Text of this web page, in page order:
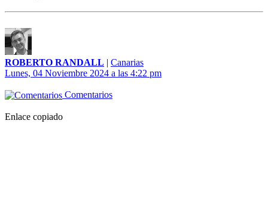
ROBERTO RANDALL | Canarias
Lunes, 04 Noviembre 2024 a las 4:22 pm
Comentarios
Enlace copiado